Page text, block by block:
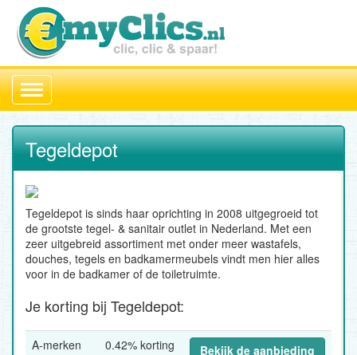
Toggle
navigation
Tegeldepot
Tegeldepot is sinds haar oprichting in 2008 uitgegroeid tot
de grootste tegel- & sanitair outlet in Nederland. Met een
zeer uitgebreid assortiment met onder meer wastafels,
douches, tegels en badkamermeubels vindt men hier alles
voor in de badkamer of de toiletruimte.
Je korting bij Tegeldepot:
A-merken 0.42% korting Bekijk de aanbieding